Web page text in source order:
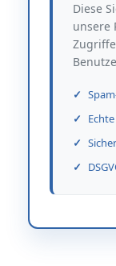
Diese
unsere